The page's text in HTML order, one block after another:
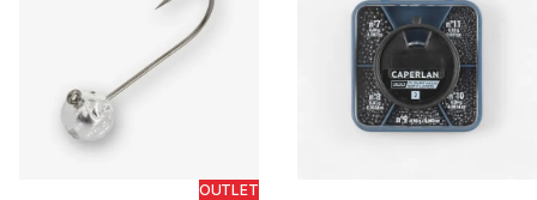
OUTLET